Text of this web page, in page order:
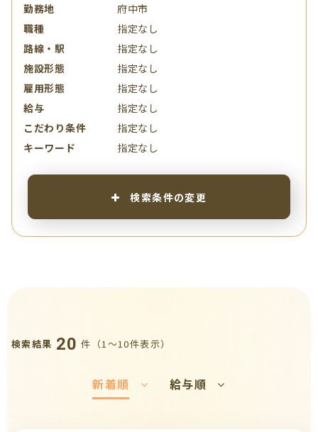
勤務地
府中市
職種
指定なし
路線・駅
指定なし
施設形態
指定なし
雇用形態
指定なし
給与
指定なし
こだわり条件
指定なし
キーワード
指定なし
検索条件の変更
検索結果 20 件（1〜10件表示）
新着順 給与順